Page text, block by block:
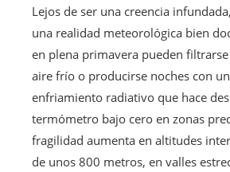
Lejos de ser una creencia
una realidad meteorológica bien
en plena primavera pueden
aire frío o producirse noches con
enfriamiento radiativo que hace
termómetro bajo cero en zonas
fragilidad aumenta en altitudes
de unos 800 metros, en valles